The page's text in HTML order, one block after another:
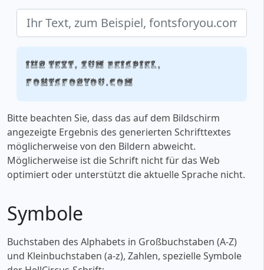
Ihr Text, zum Beispiel,
fontsforyou.com
Bitte beachten Sie, dass das auf dem Bildschirm
angezeigte Ergebnis des generierten Schrifttextes
möglicherweise von den Bildern abweicht.
Möglicherweise ist die Schrift nicht für das Web
optimiert oder unterstützt die aktuelle Sprache nicht.
Symbole
Buchstaben des Alphabets in Großbuchstaben (A-Z)
und Kleinbuchstaben (a-z), Zahlen, spezielle Symbole